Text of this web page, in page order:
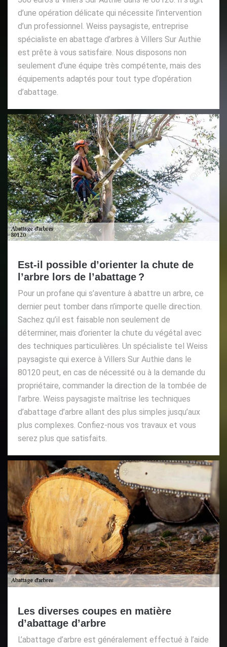
d’une opération délicate qui nécessite l’intervention
d’un professionnel. Weiss paysagiste, entreprise
spécialiste en abattage d’arbres à Villers Sur Authie
est prête à vous satisfaire. Nous disposons non
seulement d’une équipe très compétente, mais des
équipements adaptés pour tout type d’opération
d’abattage.
Est-il possible d’orienter la chute de
l’arbre lors de l’abattage ?
Pour un profane qui s’aventure à abattre un arbre, ce
dernier peut tomber dans n’importe quelle direction.
Sachez qu’il est faisable non seulement de
déterminer, mais d’orienter la chute du végétal avec
des techniques particulières. Un spécialiste tel Weiss
paysagiste qui exerce à Villers Sur Authie dans le
80120 peut, en cas de nécessité ou à la demande du
propriétaire, commander la direction de la tombée de
l’arbre. Weiss paysagiste maîtrise les techniques
d’abattage d’arbre allant des plus simples jusqu’aux
plus complexes. Confiez-nous vos travaux et vous
serez plus que satisfaits.
Les diverses coupes en matière
d’abattage d’arbre
L’abattage d’arbre est généralement effectué à l’aide